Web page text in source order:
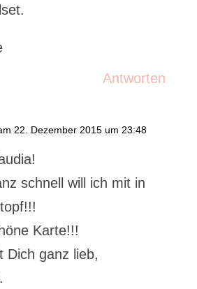
Antworten
22. Dezember 2015 um 23:48
schnell will ich mit in
Karte!!!
Dich ganz lieb,